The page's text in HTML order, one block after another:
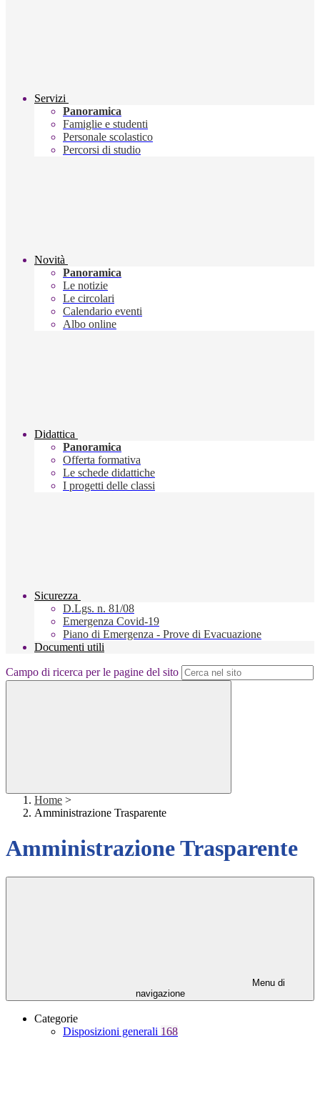
Servizi
Panoramica
Famiglie e studenti
Personale scolastico
Percorsi di studio
Novità
Panoramica
Le notizie
Le circolari
Calendario eventi
Albo online
Didattica
Panoramica
Offerta formativa
Le schede didattiche
I progetti delle classi
Sicurezza
D.Lgs. n. 81/08
Emergenza Covid-19
Piano di Emergenza - Prove di Evacuazione
Documenti utili
Campo di ricerca per le pagine del sito
Home >
Amministrazione Trasparente
Amministrazione Trasparente
Menu di
navigazione
Categorie
Disposizioni generali 168